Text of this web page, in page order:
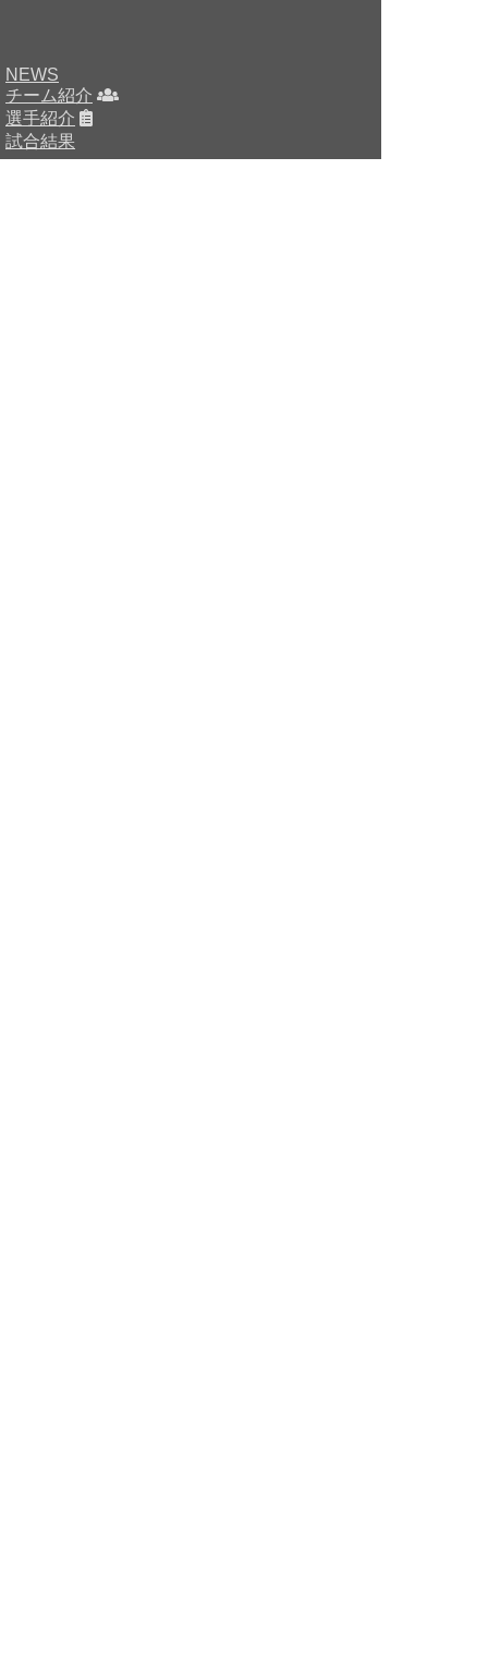
NEWS
チーム紹介
選手紹介
試合結果